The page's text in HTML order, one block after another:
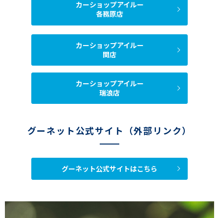
カーショップアイルー
各務原店
カーショップアイルー
関店
カーショップアイルー
瑞浪店
グーネット公式サイト（外部リンク）
グーネット公式サイトはこちら